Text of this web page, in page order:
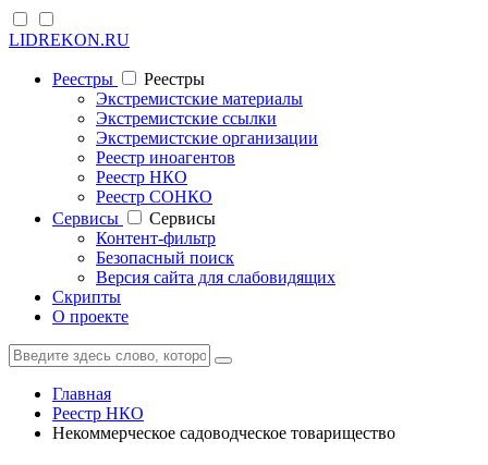
LIDREKON.RU
Реестры
Реестры
Экстремистские материалы
Экстремистские ссылки
Экстремистские организации
Реестр иноагентов
Реестр НКО
Реестр СОНКО
Cервисы
Cервисы
Контент-фильтр
Безопасный поиск
Версия сайта для слабовидящих
Скрипты
О проекте
Главная
Реестр НКО
Некоммерческое садоводческое товарищество